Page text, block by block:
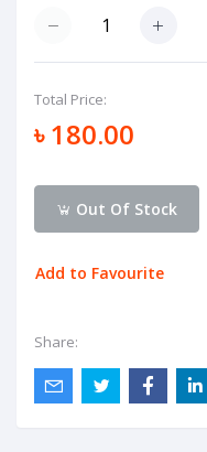
Total Price:
৳ 180.00
Out Of Stock
Add to Favourite
Share: